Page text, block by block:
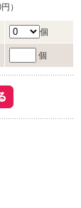
）
個
個